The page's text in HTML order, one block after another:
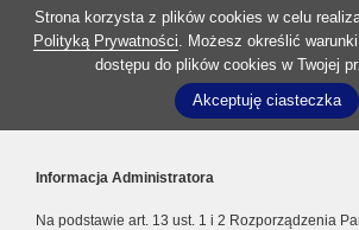
Strona korzysta z plików cookies w celu
Polityką Prywatności. Możesz określić
dostępu do plików cookies w Twojej
Akceptuję ciasteczka
Informacja Administratora
Na podstawie art. 13 ust. 1 i 2 Rozporządzenia